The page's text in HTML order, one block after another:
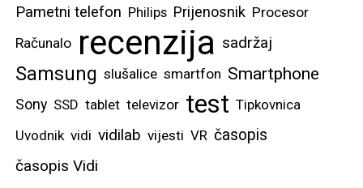
Pametni telefon Philips Prijenosnik Procesor
Računalo recenzija sadržaj
Samsung slušalice smartfon Smartphone
Sony SSD tablet televizor test Tipkovnica
Uvodnik vidi vidilab vijesti VR časopis
časopis Vidi